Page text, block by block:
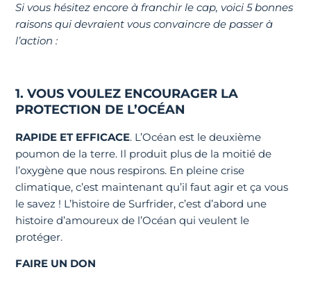
Si vous hésitez encore à franchir le cap, voici 5 bonnes
raisons qui devraient vous convaincre de passer à
l’action :
1. VOUS VOULEZ ENCOURAGER LA
PROTECTION DE L’OCÉAN
RAPIDE ET EFFICACE. L’Océan est le deuxième
poumon de la terre. Il produit plus de la moitié de
l’oxygène que nous respirons. En pleine crise
climatique, c’est maintenant qu’il faut agir et ça vous
le savez ! L’histoire de Surfrider, c’est d’abord une
histoire d’amoureux de l’Océan qui veulent le
protéger.
FAIRE UN DON